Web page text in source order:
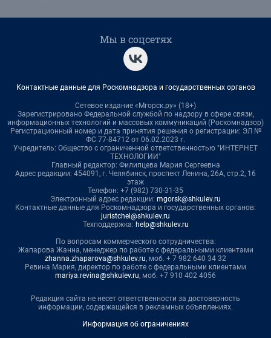
Мы в соцсетях
Контактные данные для Роскомнадзора и государственных органов
Сетевое издание «Мгорск.ру» (18+)
Зарегистрировано Федеральной службой по надзору в сфере связи,
информационных технологий и массовых коммуникаций (Роскомнадзор)
Регистрационный номер и дата принятия решения о регистрации: ЭЛ №
ФС 77-84712 от 06.02.2023 г.
Учредитель: Общество с ограниченной ответственностью "ИНТЕРНЕТ
ТЕХНОЛОГИИ"
Главный редактор: Филипцева Мария Сергеевна
Адрес редакции: 454091, г. Челябинск, проспект Ленина, 26А, стр.2, 16
этаж
Телефон: +7 (982) 730-31-35
Электронный адрес редакции: mgorsk@shkulev.ru
Контактные данные для Роскомнадзора и государственных органов:
juristchel@shkulev.ru
Техподдержка: help@shkulev.ru
По вопросам коммерческого сотрудничества:
Жапарова Жанна, менеджер по работе с федеральными клиентами
zhanna.zhaparova@shkulev.ru, моб. + 7 982 640 34 32
Ревина Мария, директор по работе с федеральными клиентами
mariya.revina@shkulev.ru, моб. +7 910 402 4056
Редакция сайта не несет ответственности за достоверность
информации, содержащейся в рекламных объявлениях.
Информация об ограничениях